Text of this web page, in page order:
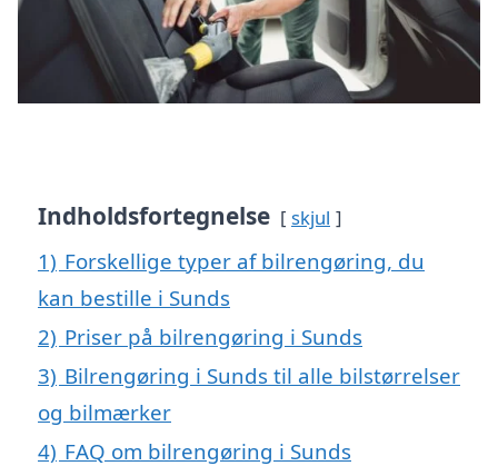
Indholdsfortegnelse skjul
1) Forskellige typer af bilrengøring, du
kan bestille i Sunds
2) Priser på bilrengøring i Sunds
3) Bilrengøring i Sunds til alle bilstørrelser
og bilmærker
4) FAQ om bilrengøring i Sunds